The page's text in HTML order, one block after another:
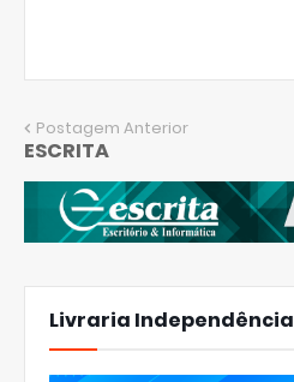
Postagem Anterior
ESCRITA
Livraria Independência